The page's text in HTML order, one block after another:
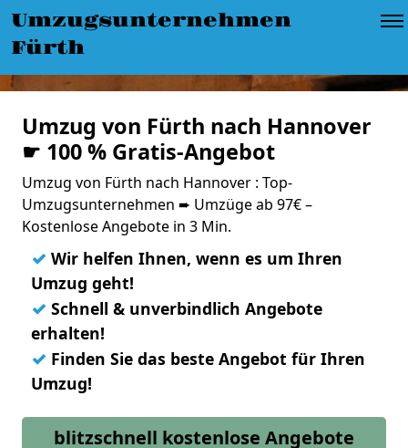
Umzugsunternehmen
Fürth
Umzug von Fürth nach Hannover
☛ 100 % Gratis-Angebot
Umzug von Fürth nach Hannover : Top-
Umzugsunternehmen ➨ Umzüge ab 97€ –
Kostenlose Angebote in 3 Min.
✓ Wir helfen Ihnen, wenn es um Ihren
Umzug geht!
✓ Schnell & unverbindlich Angebote
erhalten!
✓ Finden Sie das beste Angebot für Ihren
Umzug!
blitzschnell kostenlose Angebote